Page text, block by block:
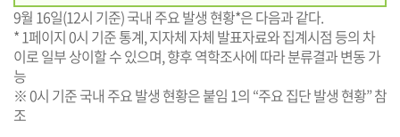
9월 16일(12시 기준) 국내 주요 발생 현황*은 다음과 같다.
* 1페이지 0시 기준 통계, 지자체 자체 발표자료와 집계시점 등의 차
이로 일부 상이할 수 있으며, 향후 역학조사에 따라 분류결과 변동 가
능
※ 0시 기준 국내 주요 발생 현황은 붙임 1의 “주요 집단 발생 현황” 참
조